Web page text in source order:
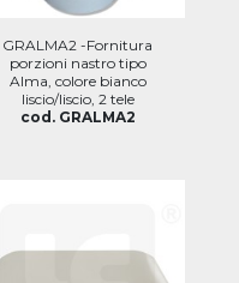
GRALMA2 -Fornitura
porzioni nastro tipo
Alma, colore bianco
liscio/liscio, 2 tele
cod. GRALMA2